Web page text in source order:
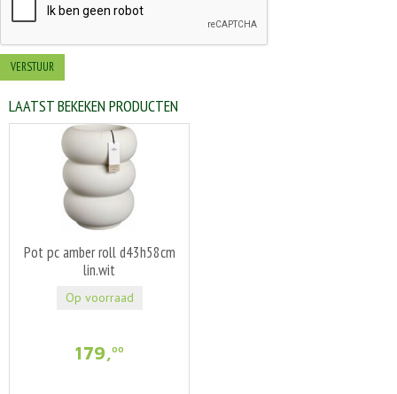
LAATST BEKEKEN PRODUCTEN
Pot pc amber roll d43h58cm
lin.wit
179,00
Op voorraad